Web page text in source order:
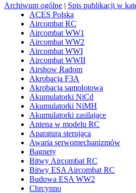
Archiwum ogólne | Spis publikacji w
ACES Polska
Aircombat RC
Aircombat WW1
Aircombat WW2
Aircombat WWI
Aircombat WWII
Airshow Radom
Akrobacja F3A
Akrobacja samolotowa
Akumulatorki NiCd
Akumulatorki NiMH
Akumulatorki zasilające
Antena w modelu RC
Aparatura sterująca
Awaria serwomechanizmów
Bagnety
Bitwy Aircombat RC
Bitwy ESA Aircombat RC
Budowa ESA WW2
Chrcynno